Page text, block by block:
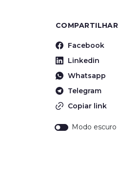
COMPARTILHAR
Facebook
Linkedin
Whatsapp
Telegram
Copiar link
Modo escuro